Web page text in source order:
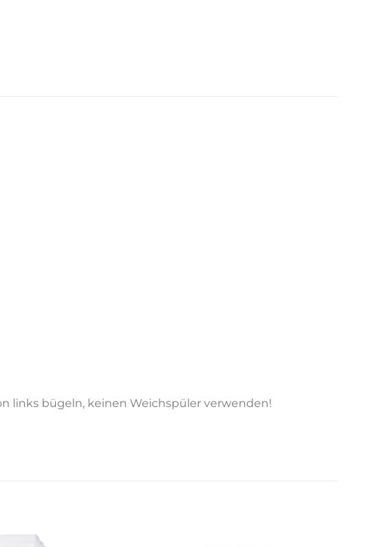
links bügeln, keinen Weichspüler verwenden!